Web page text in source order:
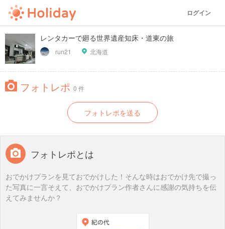
ログイン
レンタカーで廻る世界遺産知床・道東の旅
run21 北海道
フォトレポ 0 件
フォトレポを送る
フォトレポとは
おでかけプランを見ておでかけした！そんな時はおでかけ先で撮っ
た写真に一言そえて、おでかけプラン作者さんに感謝の気持ちを伝
えてみませんか？